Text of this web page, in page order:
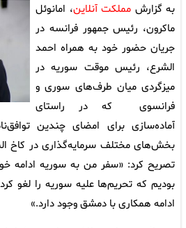
به گزارش مملکت آنلاین، امانوئل
ماکرون، رئیس جمهور فرانسه در
جریان حضور خود به همراه احمد
الشرع، رئیس موقت سوریه در
میزگردی میان طرف‌های سوری و
فرانسوی که در راستای
آماده‌سازی برای امضای چندین
بخش‌های مختلف سرمایه‌گذاری در کاخ
تصریح کرد: «سفر من به سوریه ادامه
بودیم که تحریم‌ها علیه سوریه را لغو
ادامه همکاری با دمشق وجود دارد.»